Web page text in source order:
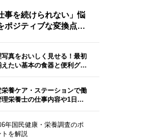
事を続けられない」悩
ポジティブな変換点…
写真をおいしく見せる！最初
えたい基本の食器と便利グ…
栄養ケア・ステーションで働
理栄養士の仕事内容や1日…
6年国民健康・栄養調査のポ
トを解説